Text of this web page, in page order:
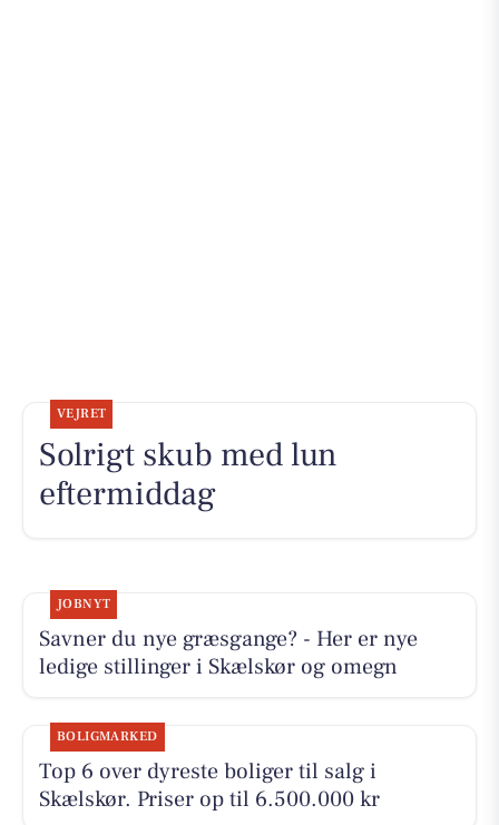
VEJRET
Solrigt skub med lun
eftermiddag
JOBNYT
Savner du nye græsgange? - Her er nye
ledige stillinger i Skælskør og omegn
BOLIGMARKED
Top 6 over dyreste boliger til salg i
Skælskør. Priser op til 6.500.000 kr